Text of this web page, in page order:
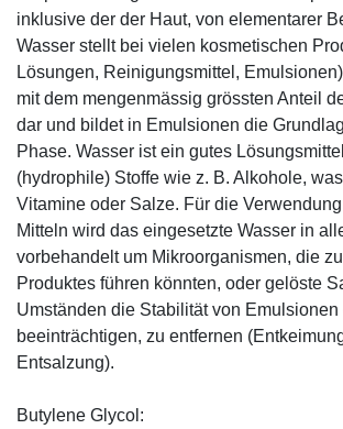
inklusive der der Haut, von elementarer
Wasser stellt bei vielen kosmetischen
Lösungen, Reinigungsmittel,
mit dem mengenmässig grössten Anteil
dar und bildet in Emulsionen die
Phase. Wasser ist ein gutes
(hydrophile) Stoffe wie z. B. Alkohole,
Vitamine oder Salze. Für die
Mitteln wird das eingesetzte Wasser in
vorbehandelt um Mikroorganismen, die
Produktes führen könnten, oder gelöste
Umständen die Stabilität von Emulsionen
beeinträchtigen, zu entfernen
Entsalzung).
Butylene Glycol: